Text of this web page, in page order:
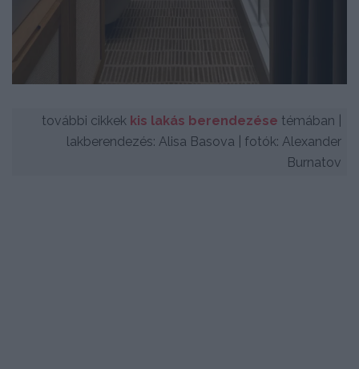
további cikkek kis lakás berendezése témában |
lakberendezés: Alisa Basova | fotók: Alexander
Burnatov